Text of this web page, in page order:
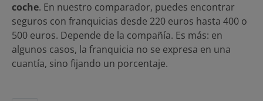
coche. En nuestro comparador, puedes encontrar
seguros con franquicias desde 220 euros hasta 400 o
500 euros. Depende de la compañía. Es más: en
algunos casos, la franquicia no se expresa en una
cuantía, sino fijando un porcentaje.